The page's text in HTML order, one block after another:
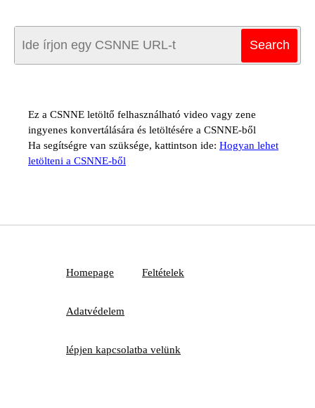
Ez a CSNNE letöltő felhasználható video vagy zene
ingyenes konvertálására és letöltésére a CSNNE-ből
Ha segítségre van szüksége, kattintson ide: Hogyan lehet
letölteni a CSNNE-ből
Homepage Feltételek
Adatvédelem
lépjen kapcsolatba velünk